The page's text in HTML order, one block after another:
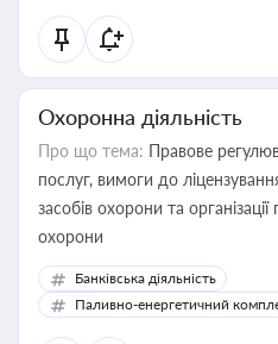
Охоронна діяльність
Про що тема: Правове
послуг, вимоги до
засобів охорони та організації
охорони
Банківська діяльність
Паливно-енергетичний